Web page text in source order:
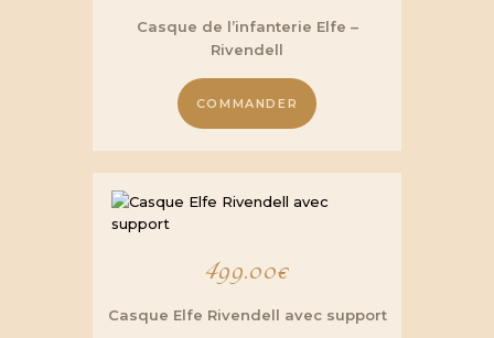
Casque de l’infanterie Elfe –
Rivendell
COMMANDER
499.00€
Casque Elfe Rivendell avec support